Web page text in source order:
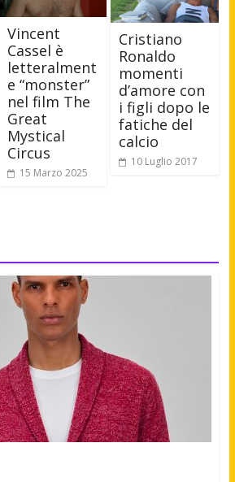
Vincent
Cassel è
letteralment
e “monster”
nel film The
Great
Mystical
Circus
15 Marzo 2025
Cristiano
Ronaldo
momenti
d’amore con
i figli dopo le
fatiche del
calcio
10 Luglio 2017